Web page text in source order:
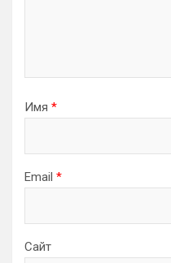
Имя *
Email *
Сайт